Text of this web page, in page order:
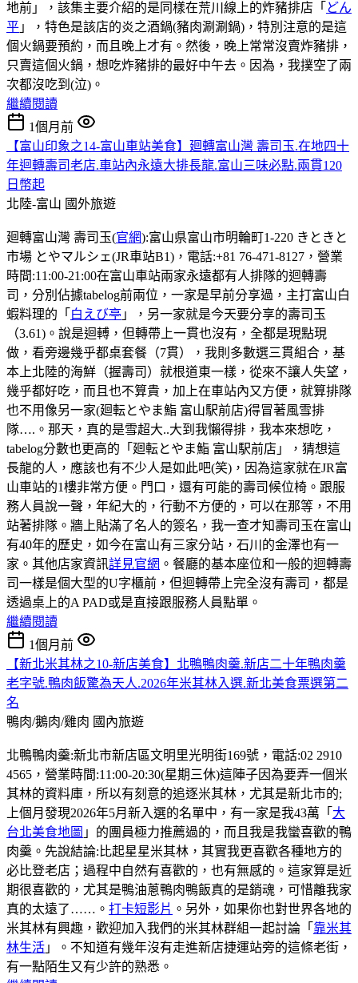
地前」，該集主要介紹的是同樣在荒川線上的炸豬排店「 どん
平 」，特色是該店的炎之酒鍋(豬肉涮涮鍋)，特別注意的是這
個火鍋要預約，而且晚上才有。然後，晚上常常沒賣炸豬排，
只賣這個火鍋，想吃炸豬排的最好中午去。因為，我撲空了兩
次都沒吃到(泣)。
繼續閱讀
1個月前
【富山印象之14-富山車站美食】廻轉富山灣 壽司玉.在地四十
年迴轉壽司老店.車站內永遠大排長龍.富山三味必點.兩貫120
日幣起
北陸-富山 國外旅遊
廻轉富山灣 壽司玉(官網):富山県富山市明輪町1-220 きときと
市場 とやマルシェ(JR車站B1)，電話:+81 76-471-8127，營業
時間:11:00-21:00在富山車站兩家永遠都有人排隊的迴轉壽
司，分別佔據tabelog前兩位，一家是早前分享過，主打富山白
蝦料理的「 白えび亭 」，另一家就是今天要分享的壽司玉
（3.61)。說是迴𨍭，但轉帶上一貫也沒有，全都是現點現
做，看旁邊幾乎都桌套餐（7貫），我則多數選三貫組合，基
本上北陸的海鮮（握壽司）就根道東一樣，從來不讓人失望，
幾乎都好吃，而且也不算貴，加上在車站內又方便，就算排隊
也不用像另一家(廻転とやま鮨 富山駅前店)得冒著風雪排
隊….。那天，真的是雪超大..大到我懶得排，我本來想吃，
tabelog分數也更高的「廻転とやま鮨 富山駅前店」，猜想這
長龍的人，應該也有不少人是如此吧(笑)，因為這家就在JR富
山車站的1樓非常方便。門口，還有可能的壽司候位椅。跟服
務人員說一聲，年紀大的，行動不方便的，可以在那等，不用
站著排隊。牆上貼滿了名人的簽名，我一查才知壽司玉在富山
有40年的歷史，如今在富山有三家分站，石川的金澤也有一
家。其他店家資訊詳見官網 。餐廳的基本座位和一般的迴轉壽
司一樣是個大型的U字櫃前，但迴轉帶上完全沒有壽司，都是
透過桌上的A PAD或是直接跟服務人員點單。
繼續閱讀
1個月前
【新北米其林之10-新店美食】北鴨鴨肉羹.新店二十年鴨肉羹
老字號.鴨肉飯驚為天人.2026年米其林入選.新北美食票選第二
名
鴨肉/鵝肉/雞肉 國內旅遊
北鴨鴨肉羹:新北市新店區文明里光明街169號，電話:02 2910
4565，營業時間:11:00-20:30(星期三休)這陣子因為要弄一個米
其林的資料庫，所以有刻意的追逐米其林，尤其是新北市的;
上個月發現2026年5月新入選的名單中，有一家是我43萬「 大
台北美食地圖 」的團員極力推薦過的，而且我是我蠻喜歡的鴨
肉羹。先說結論:比起星星米其林，其實我更喜歡各種地方的
必比登老店；過程中自然有喜歡的，也有無感的。這家算是近
期很喜歡的，尤其是鴨油蔥鴨肉鴨飯真的是銷魂，可惜離我家
真的太遠了……。 打卡短影片 。另外，如果你也對世界各地的
米其林有興趣，歡迎加入我們的米其林群組一起討論「 靠米其
林生活 」。不知道有幾年沒有走進新店捷運站旁的這條老街，
有一點陌生又有少許的熟悉。